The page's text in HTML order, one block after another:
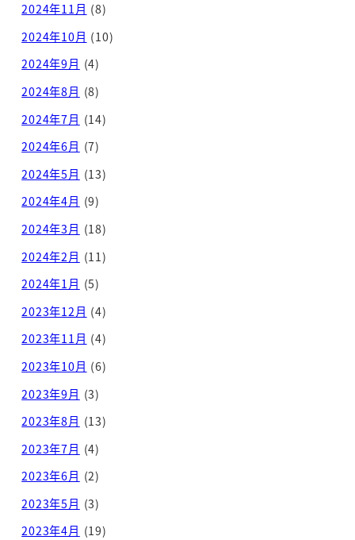
2024年11月 (8)
2024年10月 (10)
2024年9月 (4)
2024年8月 (8)
2024年7月 (14)
2024年6月 (7)
2024年5月 (13)
2024年4月 (9)
2024年3月 (18)
2024年2月 (11)
2024年1月 (5)
2023年12月 (4)
2023年11月 (4)
2023年10月 (6)
2023年9月 (3)
2023年8月 (13)
2023年7月 (4)
2023年6月 (2)
2023年5月 (3)
2023年4月 (19)